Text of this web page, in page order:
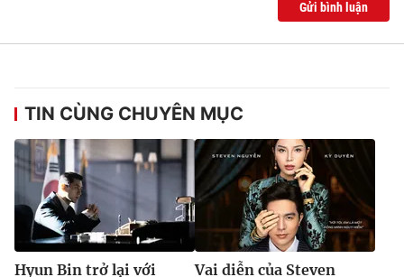
Gửi bình luận
TIN CÙNG CHUYÊN MỤC
Hyun Bin trở lại với
Vai diễn của Steven